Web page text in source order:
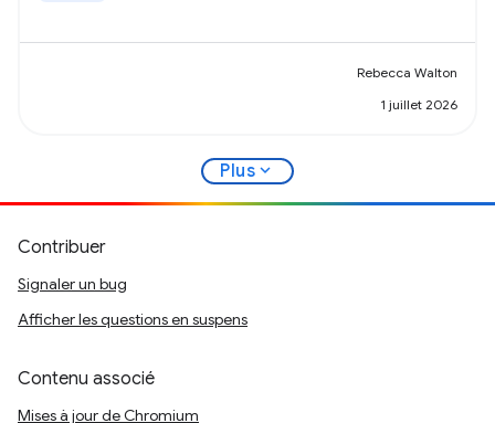
Rebecca Walton
1 juillet 2026
Plus expand_more
Contribuer
Signaler un bug
Afficher les questions en suspens
Contenu associé
Mises à jour de Chromium